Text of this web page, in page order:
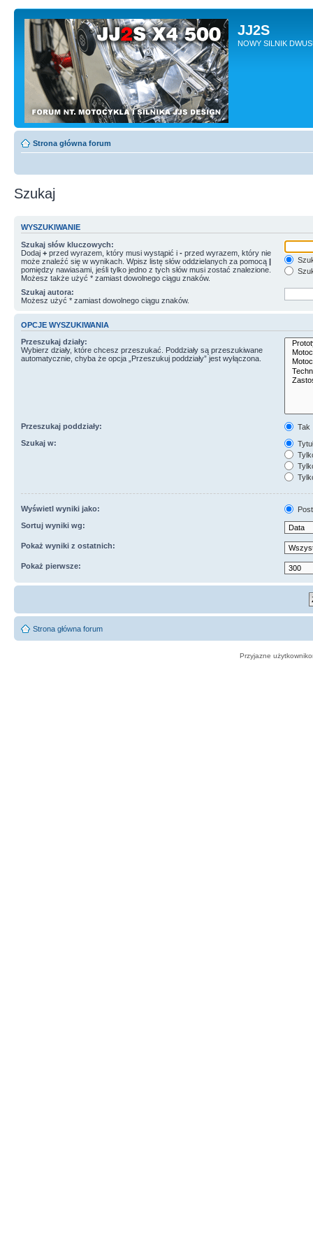
JJ2S
NOWY SILNIK
Strona główna forum
Szukaj
WYSZUKIWANIE
Szukaj słów kluczowych:
Dodaj + przed wyrazem, który musi wystąpić i - przed wyrazem, który nie
może znaleźć się w wynikach. Wpisz listę słów oddzielanych za pomocą |
pomiędzy nawiasami, jeśli tylko jedno z tych słów musi zostać znalezione.
Możesz także użyć * zamiast dowolnego ciągu znaków.
Szukaj autora:
Możesz użyć * zamiast dowolnego ciągu znaków.
OPCJE WYSZUKIWANIA
Przeszukaj działy:
Wybierz działy, które chcesz przeszukać. Poddziały są przeszukiwane
automatycznie, chyba że opcja „Przeszukuj poddziały” jest wyłączona.
Przeszukaj poddziały:
Tak
Szukaj w:
Wyświetl wyniki jako:
Sortuj wyniki wg:
Pokaż wyniki z ostatnich:
Pokaż pierwsze:
Strona główna forum
Przyjazne